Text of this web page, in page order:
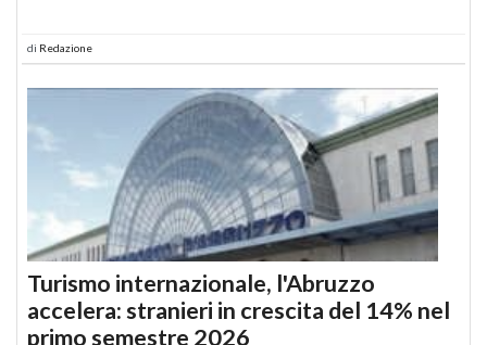
di Redazione
Turismo internazionale, l'Abruzzo
accelera: stranieri in crescita del 14% nel
primo semestre 2026